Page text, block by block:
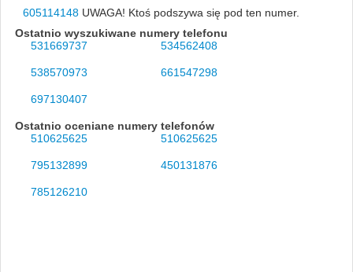
605114148UWAGA! Ktoś podszywa się pod ten numer.
Ostatnio wyszukiwane numery telefonu
531669737
534562408
538570973 661547298
697130407
Ostatnio oceniane numery telefonów
510625625
510625625
795132899 450131876
785126210